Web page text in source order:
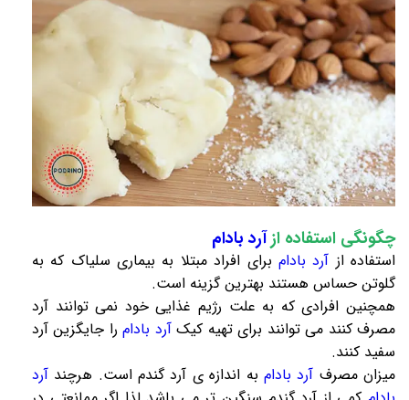
چگونگی استفاده ازآرد بادام
استفاده از آرد بادام برای افراد مبتلا به بیماری سلیاک که به
گلوتن حساس هستند بهترین گزینه است.
همچنین افرادی که به علت رژیم غذایی خود نمی توانند آرد
مصرف کنند می توانند برای تهیه کیکآرد بادامرا جایگزین آرد
سفید کنند.
میزان مصرف آرد بادام به اندازه ی آرد گندم است. هرچند آرد